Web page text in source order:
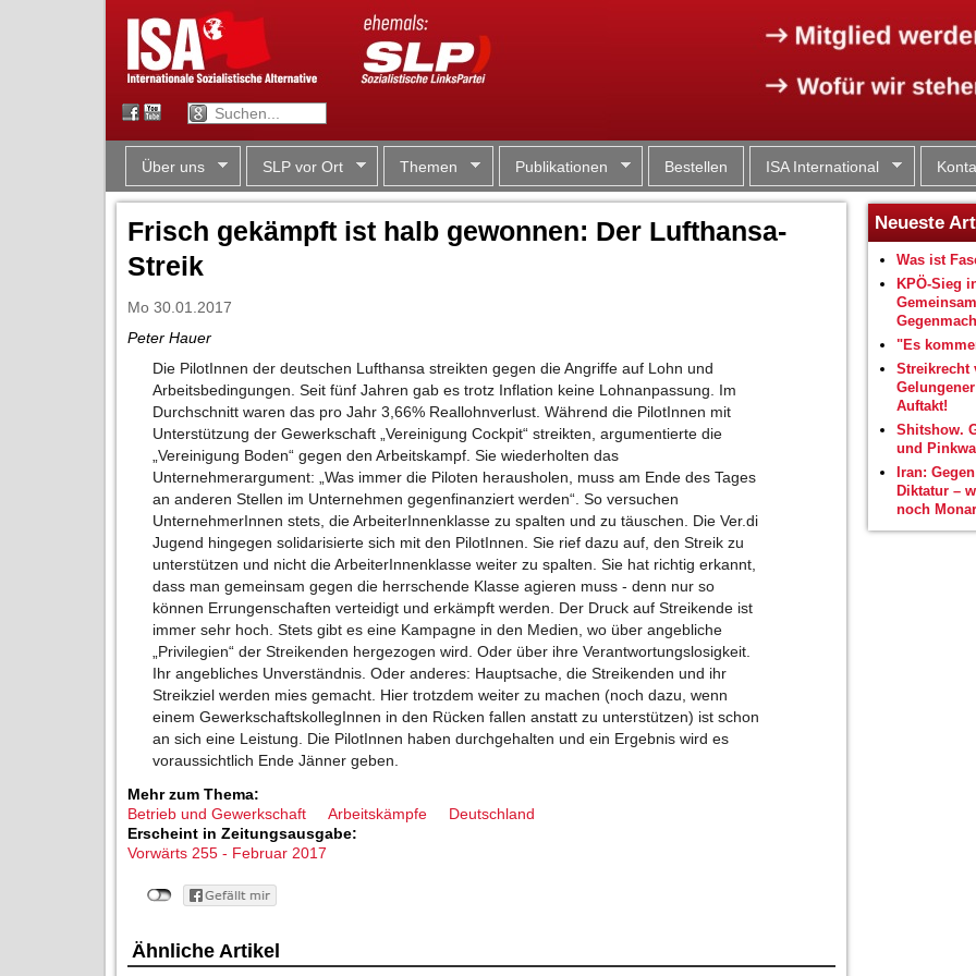
Über uns SLP vor Ort Themen Publikationen Bestellen ISA International
Frisch gekämpft ist halb gewonnen: Der Lufthansa-
Streik
Mo 30.01.2017
Peter Hauer
Die PilotInnen der deutschen Lufthansa streikten gegen die Angriffe auf Lohn und
Arbeitsbedingungen. Seit fünf Jahren gab es trotz Inflation keine Lohnanpassung. Im
Durchschnitt waren das pro Jahr 3,66% Reallohnverlust. Während die PilotInnen mit
Unterstützung der Gewerkschaft „Vereinigung Cockpit“ streikten, argumentierte die
„Vereinigung Boden“ gegen den Arbeitskampf. Sie wiederholten das
Unternehmerargument: „Was immer die Piloten herausholen, muss am Ende des Tages
an anderen Stellen im Unternehmen gegenfinanziert werden“. So versuchen
UnternehmerInnen stets, die ArbeiterInnenklasse zu spalten und zu täuschen. Die Ver.di
Jugend hingegen solidarisierte sich mit den PilotInnen. Sie rief dazu auf, den Streik zu
unterstützen und nicht die ArbeiterInnenklasse weiter zu spalten. Sie hat richtig erkannt,
dass man gemeinsam gegen die herrschende Klasse agieren muss - denn nur so
können Errungenschaften verteidigt und erkämpft werden. Der Druck auf Streikende ist
immer sehr hoch. Stets gibt es eine Kampagne in den Medien, wo über angebliche
„Privilegien“ der Streikenden hergezogen wird. Oder über ihre Verantwortungslosigkeit.
Ihr angebliches Unverständnis. Oder anderes: Hauptsache, die Streikenden und ihr
Streikziel werden mies gemacht. Hier trotzdem weiter zu machen (noch dazu, wenn
einem GewerkschaftskollegInnen in den Rücken fallen anstatt zu unterstützen) ist schon
an sich eine Leistung. Die PilotInnen haben durchgehalten und ein Ergebnis wird es
voraussichtlich Ende Jänner geben.
Mehr zum Thema:
Betrieb und Gewerkschaft
Arbeitskämpfe
Deutschland
Erscheint in Zeitungsausgabe:
Vorwärts 255 - Februar 2017
Ähnliche Artikel
Neueste
Was ist
KPÖ-Sieg
"Es
Streikrecht
Auftakt!
Shitshow.
und
Iran:
Diktatur –
noch